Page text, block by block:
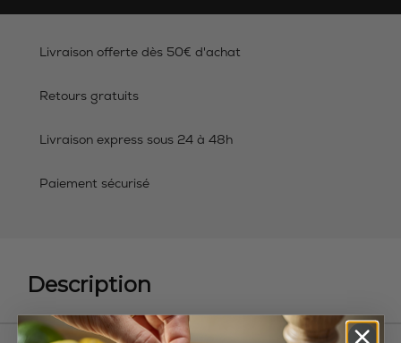
Livraison offerte dès 50€ d'achat
Retours gratuits
Livraison express sous 24 à 48h
Paiement sécurisé
Description